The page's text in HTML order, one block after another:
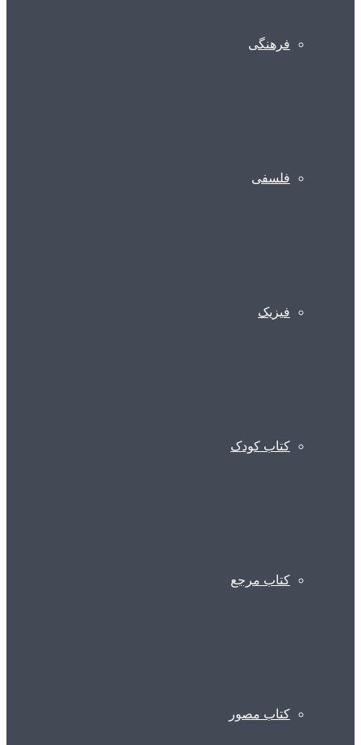
فرهنگی
فلسفی
فیزیک
کتاب کودک
کتاب مرجع
کتاب مصور